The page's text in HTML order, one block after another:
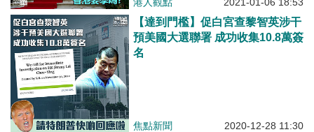
港人觀點 2021-01-06 18:53
【達到門檻】促白宮查黎智英涉干
預美國大選聯署 成功收集10.8萬簽
名
焦點新聞 2020-12-28 11:30